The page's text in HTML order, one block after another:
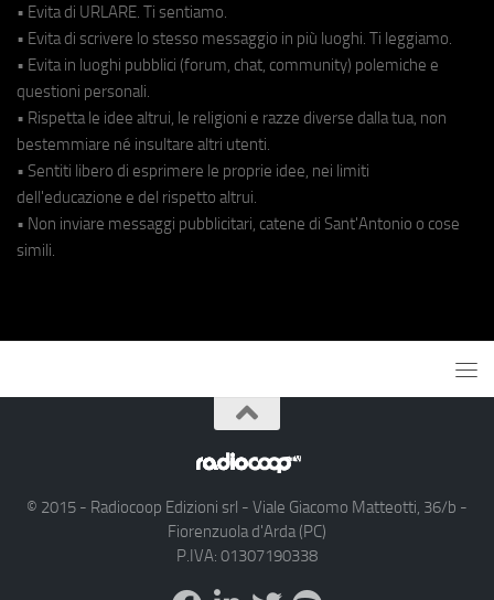
• Evita di URLARE. Ti sentiamo.
• Evita di scrivere lo stesso messaggio in più luoghi. Ti leggiamo.
• Evita in luoghi pubblici (forum, chat, community) polemiche e
questioni personali.
• Rispetta le idee altrui, le religioni e razze diverse dalla tua, non
bestemmiare né insultare altri utenti.
• Sentiti libero di esprimere le proprie idee, nei limiti
dell'educazione e del rispetto altrui.
• Non inviare messaggi pubblicitari, catene di Sant'Antonio o cose
simili.
© 2015 - Radiocoop Edizioni srl - Viale Giacomo Matteotti, 36/b -
Fiorenzuola d'Arda (PC)
P.IVA: 01307190338